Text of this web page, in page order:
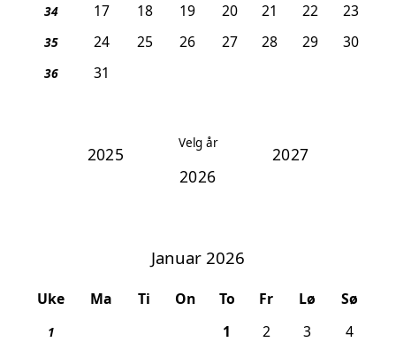
34 17 18 19 20 21 22 23
35 24 25 26 27 28 29 30
36 31
2025
Velg år
2027
Januar 2026
Uke Ma Ti On To Fr Lø Sø
1 1 , 1. nyttårsdag
2 3 4